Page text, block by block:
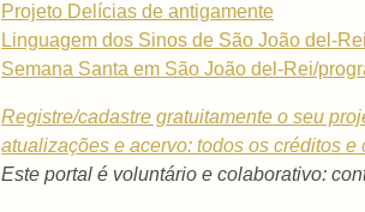
Projeto Delícias de antigamente
Linguagem dos Sinos de São João del-Rei
Semana Santa em São João del-Rei/
Registre/cadastre gratuitamente o seu
atualizações e acervo: todos os créditos
Este portal é voluntário e colaborativo: